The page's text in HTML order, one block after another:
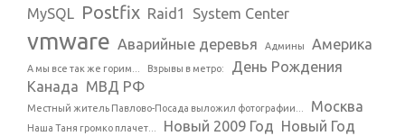
MySQL Postfix Raid1 System Center
vmware Аварийные деревья Админы Америка
А мы все так же горим... Взрывы в метро:
День Рождения
Канада МВД РФ
Местный житель Павлово-Посада выложил фотографии... Москва
Наша Таня громко плачет... Новый 2009 Год Новый Год